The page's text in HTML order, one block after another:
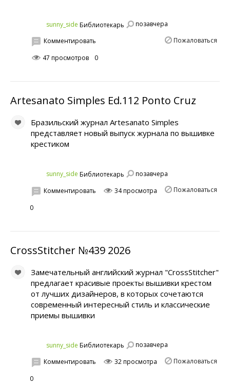
sunny_side Библиотекарь
позавчера
Пожаловаться
Комментировать
47 просмотров
0
Artesanato Simples Ed.112 Ponto Cruz
Бразильский журнал Artesanato Simples
представляет новый выпуск журнала по вышивке
крестиком
sunny_side Библиотекарь
позавчера
Пожаловаться
Комментировать
34 просмотра
0
CrossStitcher №439 2026
Замечательный английский журнал "CrossStitcher"
предлагает красивые проекты вышивки крестом
от лучших дизайнеров, в которых сочетаются
современный интересный стиль и классические
приемы вышивки
sunny_side Библиотекарь
позавчера
Пожаловаться
Комментировать
32 просмотра
0